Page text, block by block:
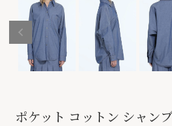
ポケット コットン シャン